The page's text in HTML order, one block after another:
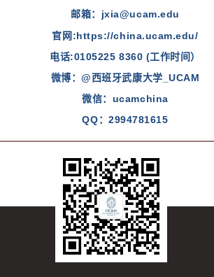
邮箱：jxia@ucam.edu
官网:https://china.ucam.edu/
电话:0105225 8360 (工作时间）
微博：@西班牙武康大学_UCAM
微信：ucamchina
QQ：2994781615